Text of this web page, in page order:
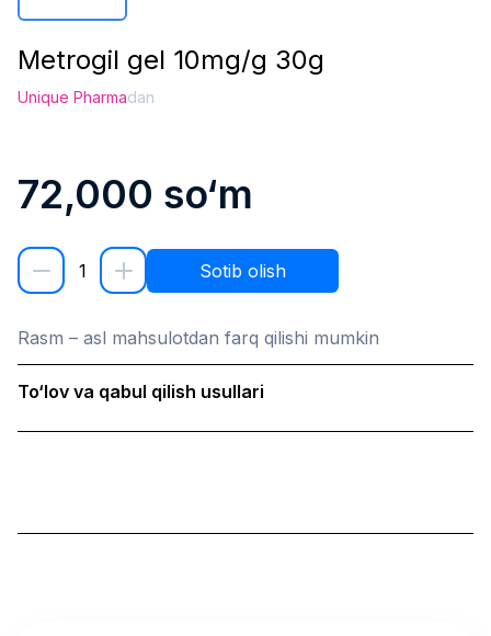
Metrogil gel 10mg/g 30g
Unique Pharmadan
72,000 so‘m
1 Sotib olish
Rasm – asl mahsulotdan farq qilishi mumkin
To‘lov va qabul qilish usullari